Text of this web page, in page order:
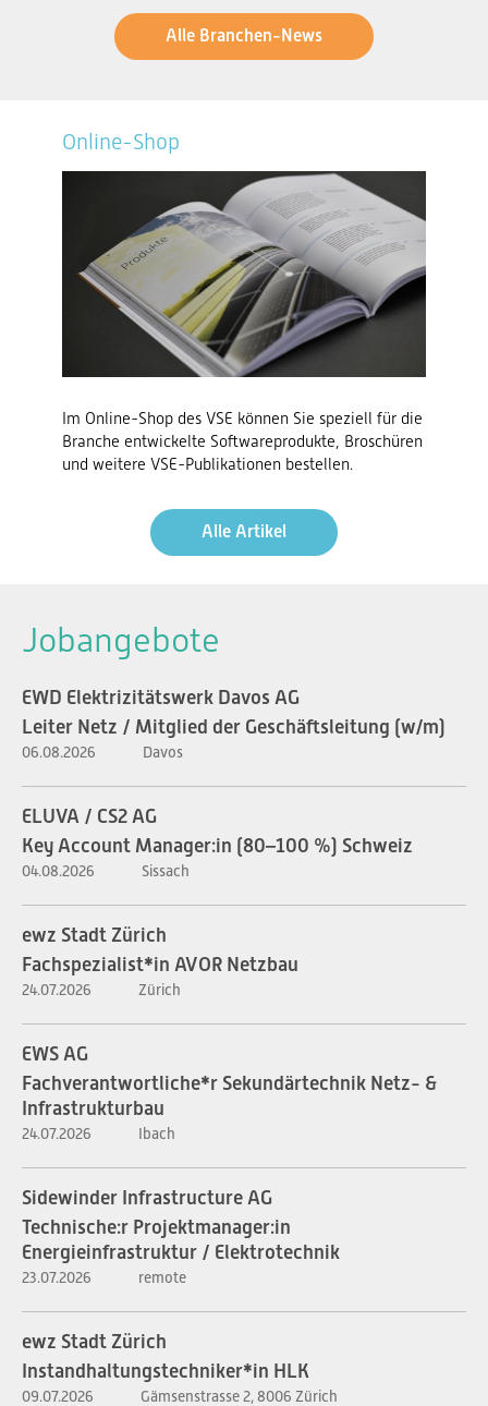
Alle Branchen-News
Online-Shop
Im Online-Shop des VSE können Sie speziell für die
Branche entwickelte Softwareprodukte, Broschüren
und weitere VSE-Publikationen bestellen.
Alle Artikel
Jobangebote
EWD Elektrizitätswerk Davos AG
Leiter Netz / Mitglied der Geschäftsleitung (w/m)
06.08.2026 Davos
ELUVA / CS2 AG
Key Account Manager:in (80–100 %) Schweiz
04.08.2026 Sissach
ewz Stadt Zürich
Fachspezialist*in AVOR Netzbau
24.07.2026 Zürich
EWS AG
Fachverantwortliche*r Sekundärtechnik Netz- &
Infrastrukturbau
24.07.2026 Ibach
Sidewinder Infrastructure AG
Technische:r Projektmanager:in
Energieinfrastruktur / Elektrotechnik
23.07.2026 remote
ewz Stadt Zürich
Instandhaltungstechniker*in HLK
09.07.2026 Gämsenstrasse 2, 8006 Zürich